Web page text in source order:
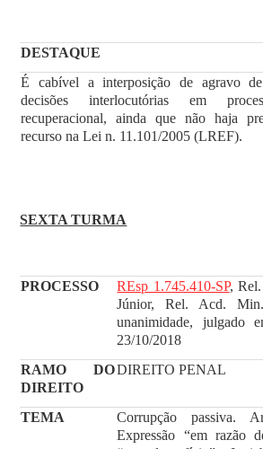
DESTAQUE
É cabível a interposição de agravo
decisões interlocutórias em
recuperacional, ainda que não haja
recurso na Lei n. 11.101/2005 (LREF).
SEXTA TURMA
PROCESSO REsp 1.745.410-SP,
Júnior, Rel. Acd.
unanimidade, julgado
23/10/2018
RAMO DO
DIREITO
DIREITO PENAL
TEMA
Corrupção passiva.
Expressão “em razão